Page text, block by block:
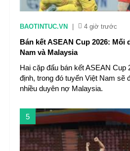
BAOTINTUC.VN 4 giờ trước
Bán kết ASEAN Cup 2026: Mối
Nam và Malaysia
Hai cặp đấu bán kết ASEAN Cup
định, trong đó tuyển Việt Nam sẽ
nhiều duyên nợ Malaysia.
5